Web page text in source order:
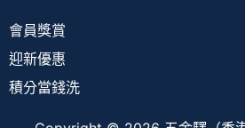
會員獎賞
迎新優惠
積分當錢洗